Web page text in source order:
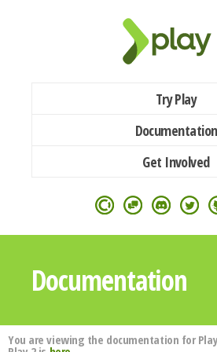
Try Play
Documentation
Get Involved
Documentation
You are viewing the documentation for